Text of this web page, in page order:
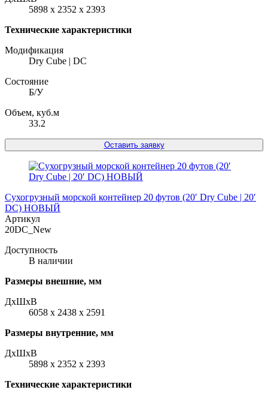
5898 x 2352 x 2393
Технические характеристики
Модификация
Dry Cube | DC
Состояние
Б/У
Объем, куб.м
33.2
Оставить заявку
Сухогрузный морской контейнер 20 футов (20′ Dry Cube | 20′
DC) НОВЫЙ
Артикул
20DC_New
Доступность
В наличии
Размеры внешние, мм
ДxШxВ
6058 x 2438 x 2591
Размеры внутренние, мм
ДxШxВ
5898 x 2352 x 2393
Технические характеристики